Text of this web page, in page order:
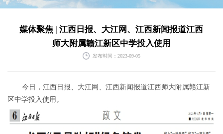
媒体聚焦 | 江西日报、大江网、江西新闻报道江西
师大附属赣江新区中学投入使用
发布时间：2023-09-05
今日，江西日报、大江网、江西新闻报道江西师大附属赣江新
区中学投入使用。